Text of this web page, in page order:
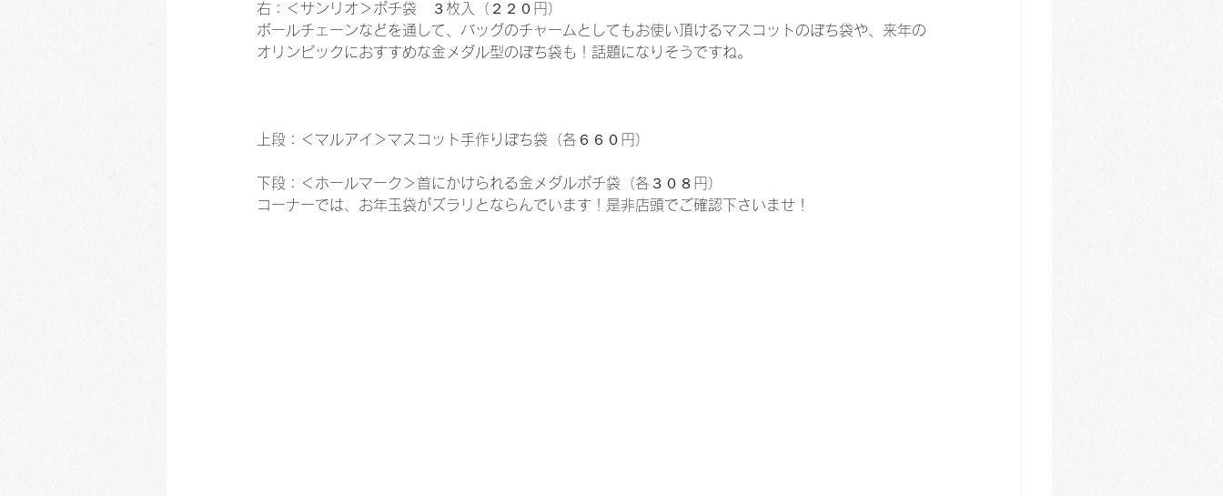
右：＜サンリオ＞ポチ袋　３枚入（２２０円）
ボールチェーンなどを通して、バッグのチャームとしてもお使い頂けるマスコットのぽち袋や、来年の
オリンピックにおすすめな金メダル型のぽち袋も！話題になりそうですね。
上段：＜マルアイ＞マスコット手作りぽち袋（各６６０円）
下段：＜ホールマーク＞首にかけられる金メダルポチ袋（各３０８円）
コーナーでは、お年玉袋がズラリとならんでいます！是非店頭でご確認下さいませ！